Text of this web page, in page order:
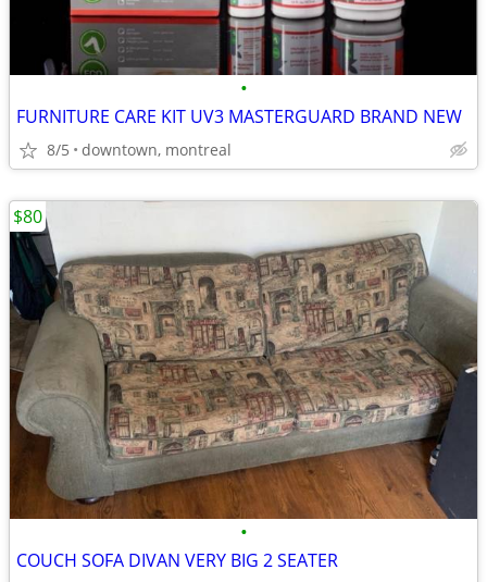
•
FURNITURE CARE KIT UV3 MASTERGUARD BRAND NEW
8/5 downtown, montreal
•
COUCH SOFA DIVAN VERY BIG 2 SEATER
$80